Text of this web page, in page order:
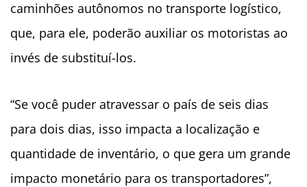
caminhões autônomos no transporte logístico,
que, para ele, poderão auxiliar os motoristas ao
invés de substituí-los.
“Se você puder atravessar o país de seis dias
para dois dias, isso impacta a localização e
quantidade de inventário, o que gera um grande
impacto monetário para os transportadores”,